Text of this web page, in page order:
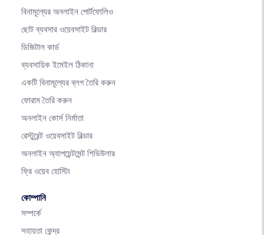
বিনামূল্যের অনলাইন পোর্টফোলিও
ছোট ব্যবসার ওয়েবসাইট বিল্ডার
ডিজিটাল কার্ড
ব্যবসায়িক ইমেইল ঠিকানা
একটি বিনামূল্যের ব্লগ তৈরি করুন
ফোরাম তৈরি করুন
অনলাইন কোর্স নির্মাতা
রেস্টুরেন্ট ওয়েবসাইট বিল্ডার
অনলাইন অ্যাপয়েন্টমেন্ট শিডিউলার
ফ্রি ওয়েব হোস্টিং
কোম্পানি
সম্পর্কে
সহায়তা কেন্দ্র